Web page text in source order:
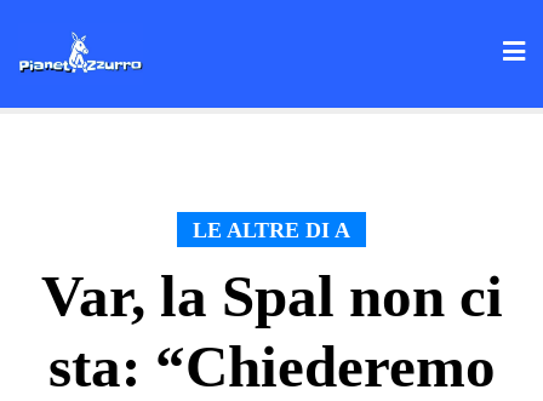
LE ALTRE DI A
Var, la Spal non ci
sta: “Chiederemo